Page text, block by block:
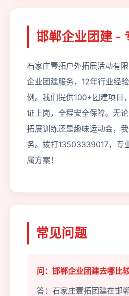
邯郸企业团建 -
石家庄壹拓户外拓展活动有
企业团建服务，12年行业经
例。我们提供100+团建项目
证上岗，全程安全保障。无论
拓展训练还是趣味运动会，
务。拨打13503339017，专
属方案！
常见问题
问：邯郸企业团建去哪比
答：石家庄壹拓团建在邯